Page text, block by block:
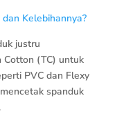
Kelebihannya?
justru
Cotton (TC) untuk
PVC dan Flexy
spanduk